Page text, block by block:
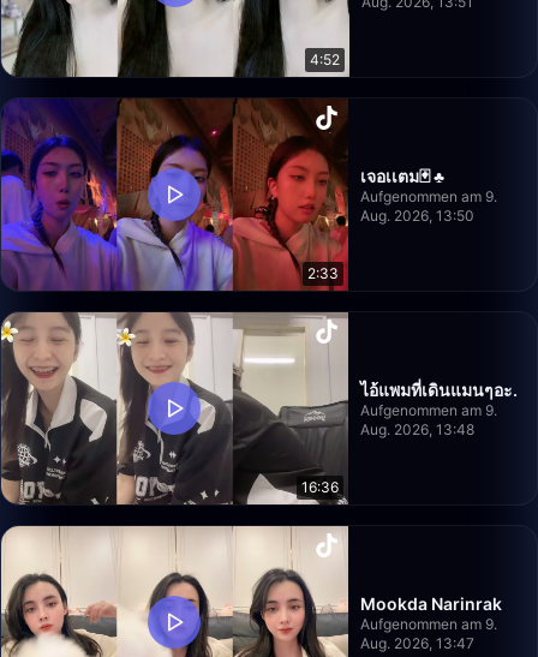
4:52
2:33
เจอเเตม🃏 ♣️
Aufgenommen am 9.
Aug. 2026, 13:50
16:36
ไอ้แพมที่เดินแมนๆอะ.
Aufgenommen am 9.
Aug. 2026, 13:48
Mookda Narinrak
Aufgenommen am 9.
Aug. 2026, 13:47